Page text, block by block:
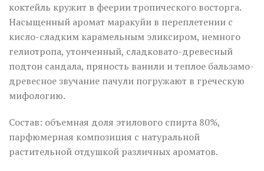
коктейль кружит в феерии тропического восторга.
Насыщенный аромат маракуйи в переплетении с
кисло-сладким карамельным эликсиром, немного
гелиотропа, утонченный, сладковато-древесный
подтон сандала, пряность ванили и теплое бальзамо-
древесное звучание пачули погружают в греческую
мифологию.
Состав: объемная доля этилового спирта 80%,
парфюмерная композиция с натуральной
растительной отдушкой различных ароматов.